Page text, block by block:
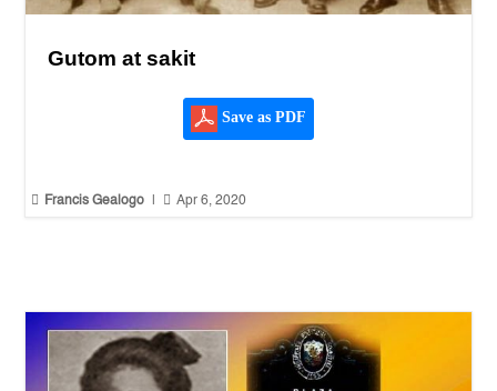
Gutom at sakit
Save as PDF
 Francis Gealogo  Apr 6, 2020